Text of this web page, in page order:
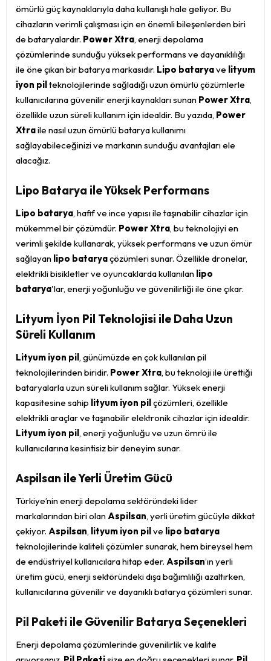
ömürlü güç kaynaklarıyla daha kullanışlı hale geliyor. Bu
cihazların verimli çalışması için en önemli bileşenlerden biri
de bataryalardır. Power Xtra, enerji depolama
çözümlerinde sunduğu yüksek performans ve dayanıklılığı
ile öne çıkan bir batarya markasıdır. Lipo bataryave lityum
iyon pilteknolojilerinde sağladığı uzun ömürlü çözümlerle
kullanıcılarına güvenilir enerji kaynakları sunan Power Xtra,
özellikle uzun süreli kullanım için idealdir. Bu yazıda, Power
Xtraile nasıl uzun ömürlü batarya kullanımı
sağlayabileceğinizi ve markanın sunduğu avantajları ele
alacağız.
Lipo Batarya ile Yüksek Performans
Lipo batarya, hafif ve ince yapısı ile taşınabilir cihazlar için
mükemmel bir çözümdür. Power Xtra, bu teknolojiyi en
verimli şekilde kullanarak, yüksek performans ve uzun ömür
sağlayan lipo bataryaçözümleri sunar. Özellikle dronelar,
elektrikli bisikletler ve oyuncaklarda kullanılan lipo
batarya'lar, enerji yoğunluğu ve güvenilirliği ile öne çıkar.
Lityum İyon Pil Teknolojisi ile Daha Uzun
Süreli Kullanım
Lityum iyon pil, günümüzde en çok kullanılan pil
teknolojilerinden biridir. Power Xtra, bu teknoloji ile ürettiği
bataryalarla uzun süreli kullanım sağlar. Yüksek enerji
kapasitesine sahip lityum iyon pilçözümleri, özellikle
elektrikli araçlar ve taşınabilir elektronik cihazlar için idealdir.
Lityum iyon pil, enerji yoğunluğu ve uzun ömrü ile
kullanıcılarına kesintisiz bir deneyim sunar.
Aspilsan ile Yerli Üretim Gücü
Türkiye’nin enerji depolama sektöründeki lider
markalarından biri olanAspilsan, yerli üretim gücüyle dikkat
çekiyor. Aspilsan, lityum iyon pilve lipo batarya
teknolojilerinde kaliteli çözümler sunarak, hem bireysel hem
de endüstriyel kullanıcılara hitap eder. Aspilsan’ın yerli
üretim gücü, enerji sektöründeki dışa bağımlılığı azaltırken,
kullanıcılarına güvenilir ve dayanıklı batarya çözümleri sunar.
Pil Paketi ile Güvenilir Batarya Seçenekleri
Enerji depolama çözümlerinde güvenilirlik ve kalite